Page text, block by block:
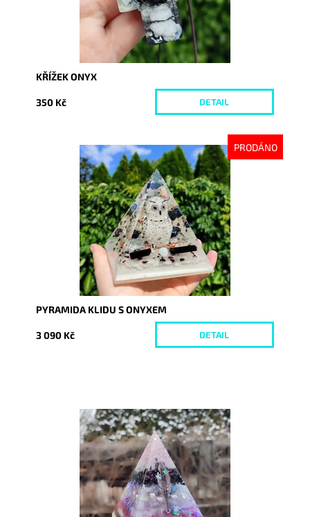
KŘÍŽEK ONYX
350 Kč DETAIL
PRODÁNO
Dostupnost:
Vyprodáno
7330
PYRAMIDA KLIDU S ONYXEM
3 090 Kč DETAIL
Dostupnost:
Skladem
8042